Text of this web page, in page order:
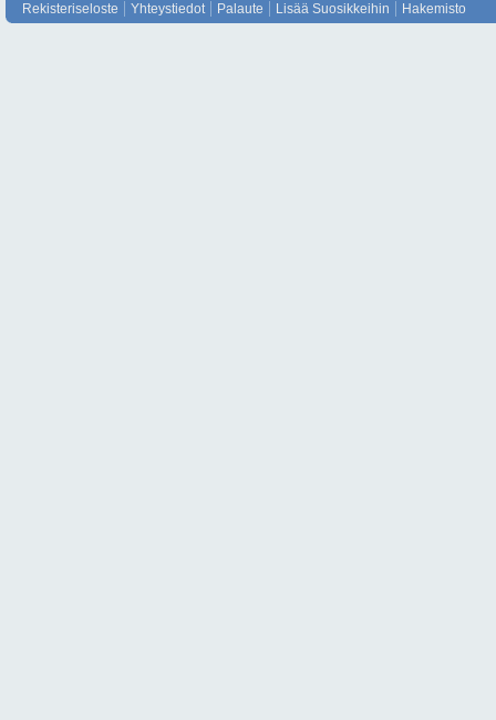
Rekisteriseloste Yhteystiedot Palaute Lisää Suosikkeihin Hakemisto